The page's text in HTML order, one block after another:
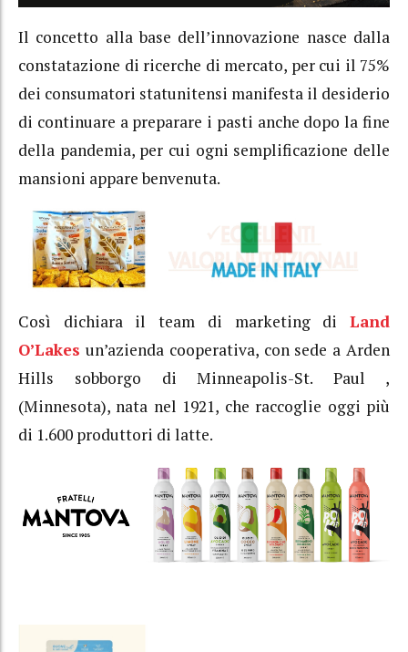
Il concetto alla base dell’innovazione nasce dalla
constatazione di ricerche di mercato, per cui il 75%
dei consumatori statunitensi manifesta il desiderio
di continuare a preparare i pasti anche dopo la fine
della pandemia, per cui ogni semplificazione delle
mansioni appare benvenuta.
Così dichiara il team di marketing di Land
O’Lakes un’azienda cooperativa, con sede a Arden
Hills sobborgo di Minneapolis-St. Paul ,
(Minnesota), nata nel 1921, che raccoglie oggi più
di 1.600 produttori di latte.